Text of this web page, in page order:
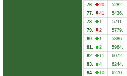
76. 20 5282.
77. 41 5436.
78. 1 5711.
79. 2 5779.
80. 1 5886.
81. 2 5964.
82. 11 6072.
83. 4 6244.
84. 10 6270.